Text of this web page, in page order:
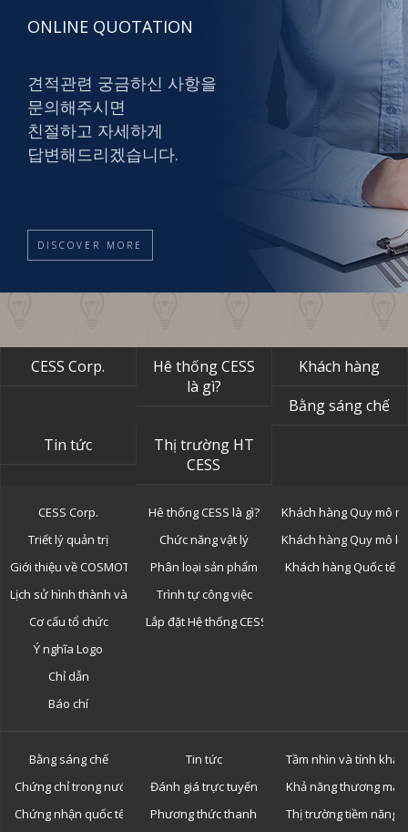
ONLINE QUOTATION
견적관련 궁금하신 사항을
문의해주시면
친절하고 자세하게
답변해드리겠습니다.
DISCOVER MORE
CESS Corp.
Hê thống CESS
là gì?
Khách hàng
Bằng sáng chế
Tin tức
Thị trường HT
CESS
CESS Corp.
Triết lý quản trị
Giới thiệu về COSMOTOR
Lịch sử hình thành và phát triển
Cơ cấu tổ chức
Ý nghĩa Logo
Chỉ dẫn
Báo chí
Hê thống CESS là gì?
Chức năng vật lý
Phân loại sản phẩm
Trình tự công việc
Lắp đặt Hệ thống CESS
Khách hàng Quy mô
Khách hàng Quy mô
Khách hàng Quốc tế
Bằng sáng chế
Chứng chỉ trong nước
Chứng nhận quốc tế
Tin tức
Đánh giá trực tuyến
Phương thức thanh toán
Tầm nhìn và tính khả
Khả năng thương mại
Thị trường tiềm năng